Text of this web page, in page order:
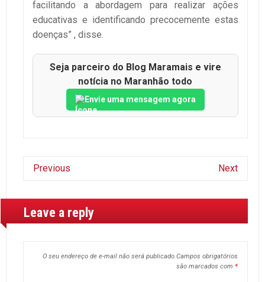
facilitando a abordagem para realizar ações
educativas e identificando precocemente estas
doenças” , disse.
Seja parceiro do Blog Maramais e vire
notícia no Maranhão todo
Envie uma mensagem agora
Previous Next
Leave a reply
O seu endereço de e-mail não será publicado.Campos obrigatórios
são marcados com *